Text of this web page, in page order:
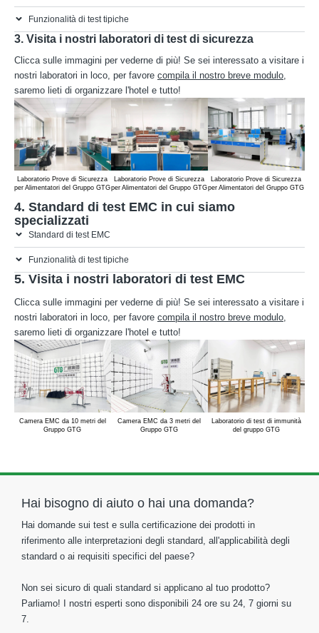
Funzionalità di test tipiche
3. Visita i nostri laboratori di test di sicurezza
Clicca sulle immagini per vederne di più! Se sei interessato a visitare i
nostri laboratori in loco, per favore compila il nostro breve modulo,
saremo lieti di organizzare l'hotel e tutto!
Laboratorio Prove di Sicurezza
per Alimentatori del Gruppo GTG
Laboratorio Prove di Sicurezza
per Alimentatori del Gruppo GTG
Laboratorio Prove di Sicurezza
per Alimentatori del Gruppo GTG
4. Standard di test EMC in cui siamo
specializzati
Standard di test EMC
Funzionalità di test tipiche
5. Visita i nostri laboratori di test EMC
Clicca sulle immagini per vederne di più! Se sei interessato a visitare i
nostri laboratori in loco, per favore compila il nostro breve modulo
saremo lieti di organizzare l'hotel e tutto!
Camera EMC da 10 metri del
Gruppo GTG
Camera EMC da 3 metri del
Gruppo GTG
Laboratorio di test di immunità
del gruppo GTG
Hai bisogno di aiuto o hai una domanda?
Hai domande sui test e sulla certificazione dei prodotti in
riferimento alle interpretazioni degli standard, all'applicabilità degli
standard o ai requisiti specifici del paese?
Non sei sicuro di quali standard si applicano al tuo prodotto?
Parliamo! I nostri esperti sono disponibili 24 ore su 24, 7 giorni su
7.